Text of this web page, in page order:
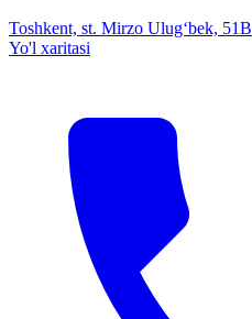
Toshkent, st. Mirzo Ulug‘bek, 51B
Yo'l xaritasi